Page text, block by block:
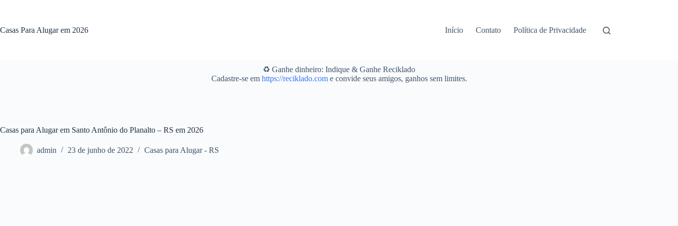
conteúdo
Casas Para Alugar em 2026 Início Contato Política de Privacidade
♻️ Ganhe dinheiro: Indique & Ganhe Reciklado
Cadastre-se em https://reciklado.come convide seus amigos, ganhos sem limites.
Casas para Alugar em Santo Antônio do Planalto – RS em 2026
admin 23 de junho de 2022 Casas para Alugar - RS